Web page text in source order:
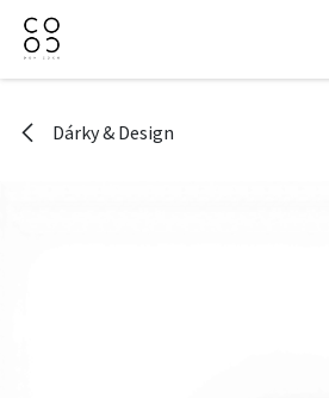
Přejít na obsah
Dárky & Design